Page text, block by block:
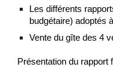
Les différents
budgétaire) adoptés
Vente du gîte des 4
Présentation du rapport